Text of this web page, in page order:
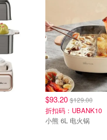
$93.20$129.00
折扣码：UBANK10
小熊 6L 电火锅